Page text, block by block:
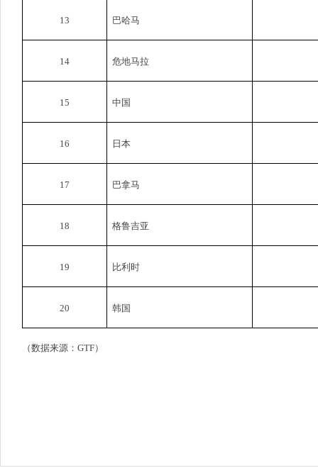
13 巴哈马
14 危地马拉
15 中国
16 日本
17 巴拿马
18 格鲁吉亚
19 比利时
20 韩国
（数据来源： GTF）